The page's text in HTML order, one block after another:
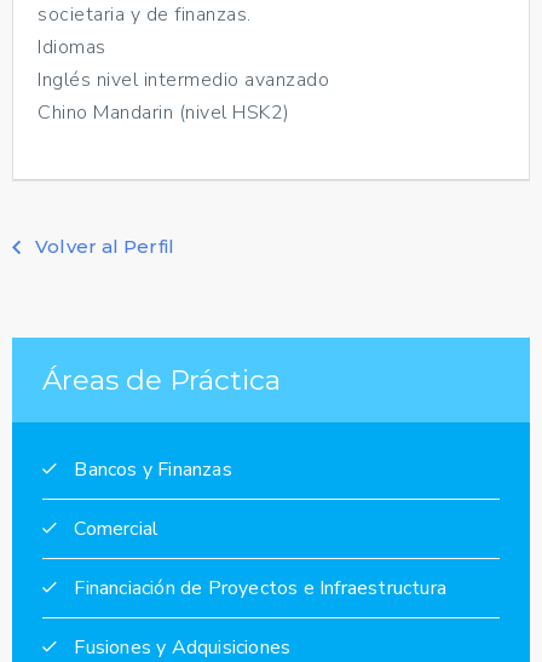
societaria y de finanzas.
Idiomas
Inglés nivel intermedio avanzado
Chino Mandarin (nivel HSK2)
Volver al Perfil
Áreas de Práctica
Bancos y Finanzas
Comercial
Financiación de Proyectos e Infraestructura
Fusiones y Adquisiciones